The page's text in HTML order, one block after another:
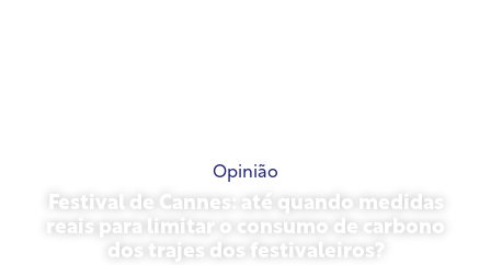
Opinião
Festival de Cannes: até quando medidas
reais para limitar o consumo de carbono
dos trajes dos festivaleiros?